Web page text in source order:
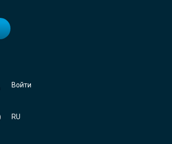
Войти
RU